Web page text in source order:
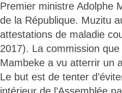
Premier ministre Adolphe
de la République. Muzitu
attestations de maladie
2017). La commission
Mambeke a vu atterrir un
Le but est de tenter